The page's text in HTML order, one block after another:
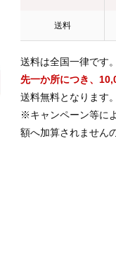
送料
送料は全国一律です。
先一か所につき、
送料無料となります。
※キャンペーン等に
額へ加算されません